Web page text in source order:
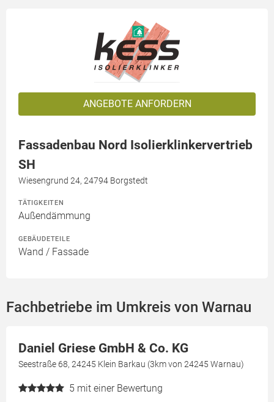
ANGEBOTE ANFORDERN
Fassadenbau Nord Isolierklinkervertrieb
SH
Wiesengrund 24, 24794 Borgstedt
TÄTIGKEITEN
Außendämmung
GEBÄUDETEILE
Wand / Fassade
Fachbetriebe im Umkreis von Warnau
Daniel Griese GmbH & Co. KG
Seestraße 68, 24245 Klein Barkau (3km von 24245 Warnau)
5 mit einer Bewertung